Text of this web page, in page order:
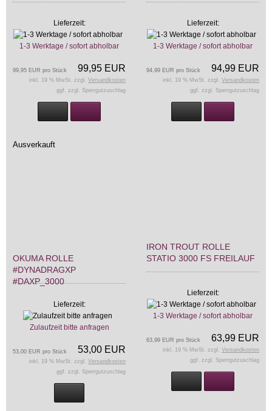
Lieferzeit:
1-3 Werktage / sofort abholbar
99,95 EUR
99,95 EUR pro Stück
inkl. 19 % MwSt. zzgl. Versandkosten
ggf. zzgl. Sperrgutzuschlag
Lieferzeit:
1-3 Werktage / sofort abholbar
94,99 EUR
94,99 EUR pro Stück
inkl. 19 % MwSt. zzgl. Versandkosten
ggf. zzgl. Sperrgutzuschlag
Ausverkauft
OKUMA ROLLE
#DYNADRAGXP
#DAXP_3000
Lieferzeit:
Zulaufzeit bitte anfragen
53,00 EUR
53,00 EUR pro Stück
inkl. 19 % MwSt. zzgl. Versandkosten
ggf. zzgl. Sperrgutzuschlag
IRON TROUT ROLLE
STATIO 3000 FS FREILAUF
Lieferzeit:
1-3 Werktage / sofort abholbar
63,99 EUR
63,99 EUR pro Stück
inkl. 19 % MwSt. zzgl. Versandkosten
ggf. zzgl. Sperrgutzuschlag